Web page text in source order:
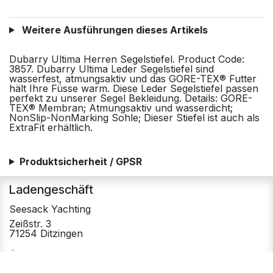
Weitere Ausführungen dieses Artikels
Dubarry Ultima Herren Segelstiefel. Product Code:
3857. Dubarry Ultima Leder Segelstiefel sind
wasserfest, atmungsaktiv und das GORE-TEX® Futter
hält Ihre Füsse warm. Diese Leder Segelstiefel passen
perfekt zu unserer Segel Bekleidung. Details: GORE-
TEX® Membran; Atmungsaktiv und wasserdicht;
NonSlip-NonMarking Sohle; Dieser Stiefel ist auch als
ExtraFit erhältlich.
Produktsicherheit / GPSR
Ladengeschäft
Seesack Yachting
Zeißstr. 3
71254 Ditzingen
Öffnungszeiten